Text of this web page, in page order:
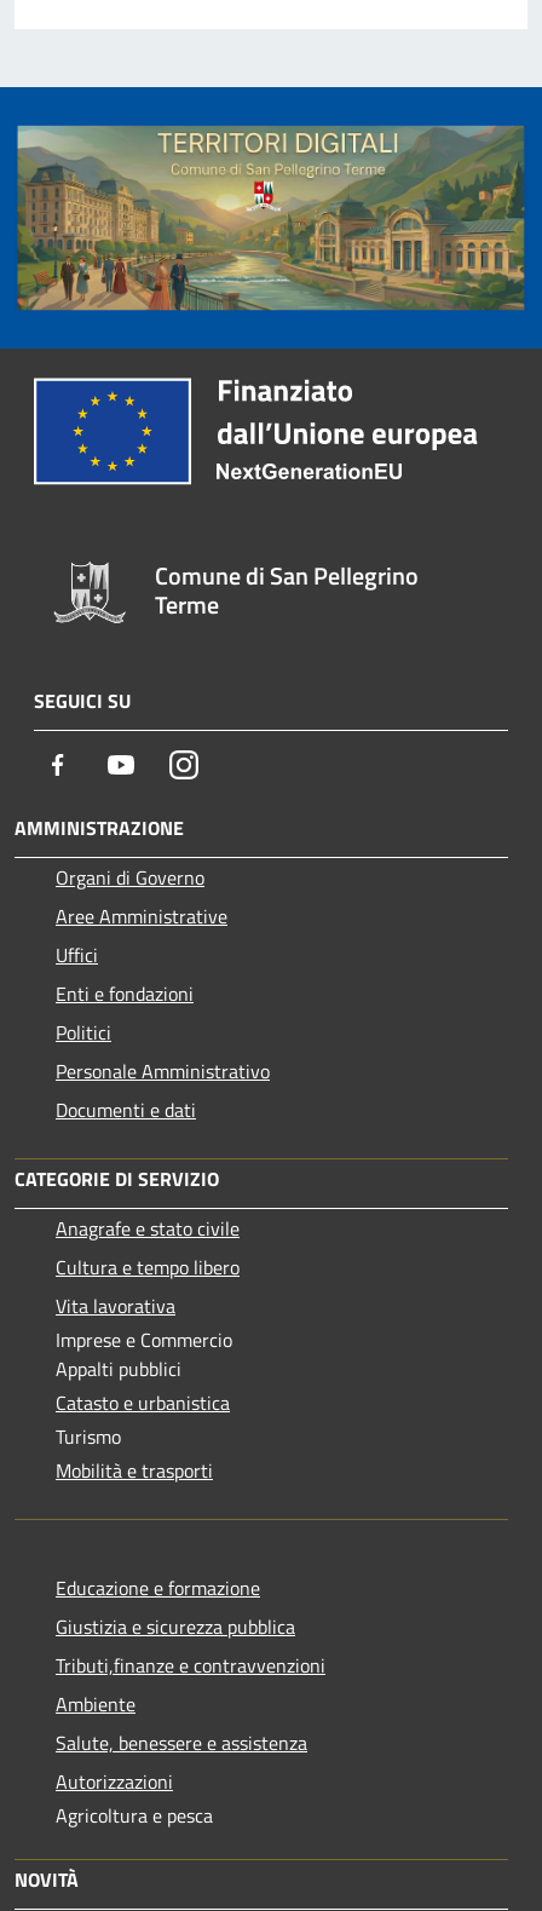
Comune di San Pellegrino
Terme
SEGUICI SU
Facebook YoutubeInstagram
AMMINISTRAZIONE
Organi di Governo
Aree Amministrative
Uffici
Enti e fondazioni
Politici
Personale Amministrativo
Documenti e dati
CATEGORIE DI SERVIZIO
Anagrafe e stato civile
Cultura e tempo libero
Vita lavorativa
Imprese e Commercio
Appalti pubblici
Catasto e urbanistica
Turismo
Mobilità e trasporti
Educazione e formazione
Giustizia e sicurezza pubblica
Tributi,finanze e contravvenzioni
Ambiente
Salute, benessere e assistenza
Autorizzazioni
Agricoltura e pesca
NOVITÀ